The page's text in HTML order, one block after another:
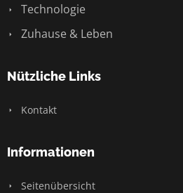
Technologie
Zuhause & Leben
Nützliche Links
Kontakt
Informationen
Seitenübersicht